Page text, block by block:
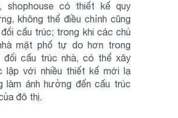
shophouse có thiết kế quy
không thể điều chỉnh cũng
cấu trúc; trong khi các chủ
mặt phố tự do hơn trong
đổi cấu trúc nhà, có thể xây
lập với nhiều thiết kế mới lạ
làm ảnh hưởng đến cấu trúc
đô thị.